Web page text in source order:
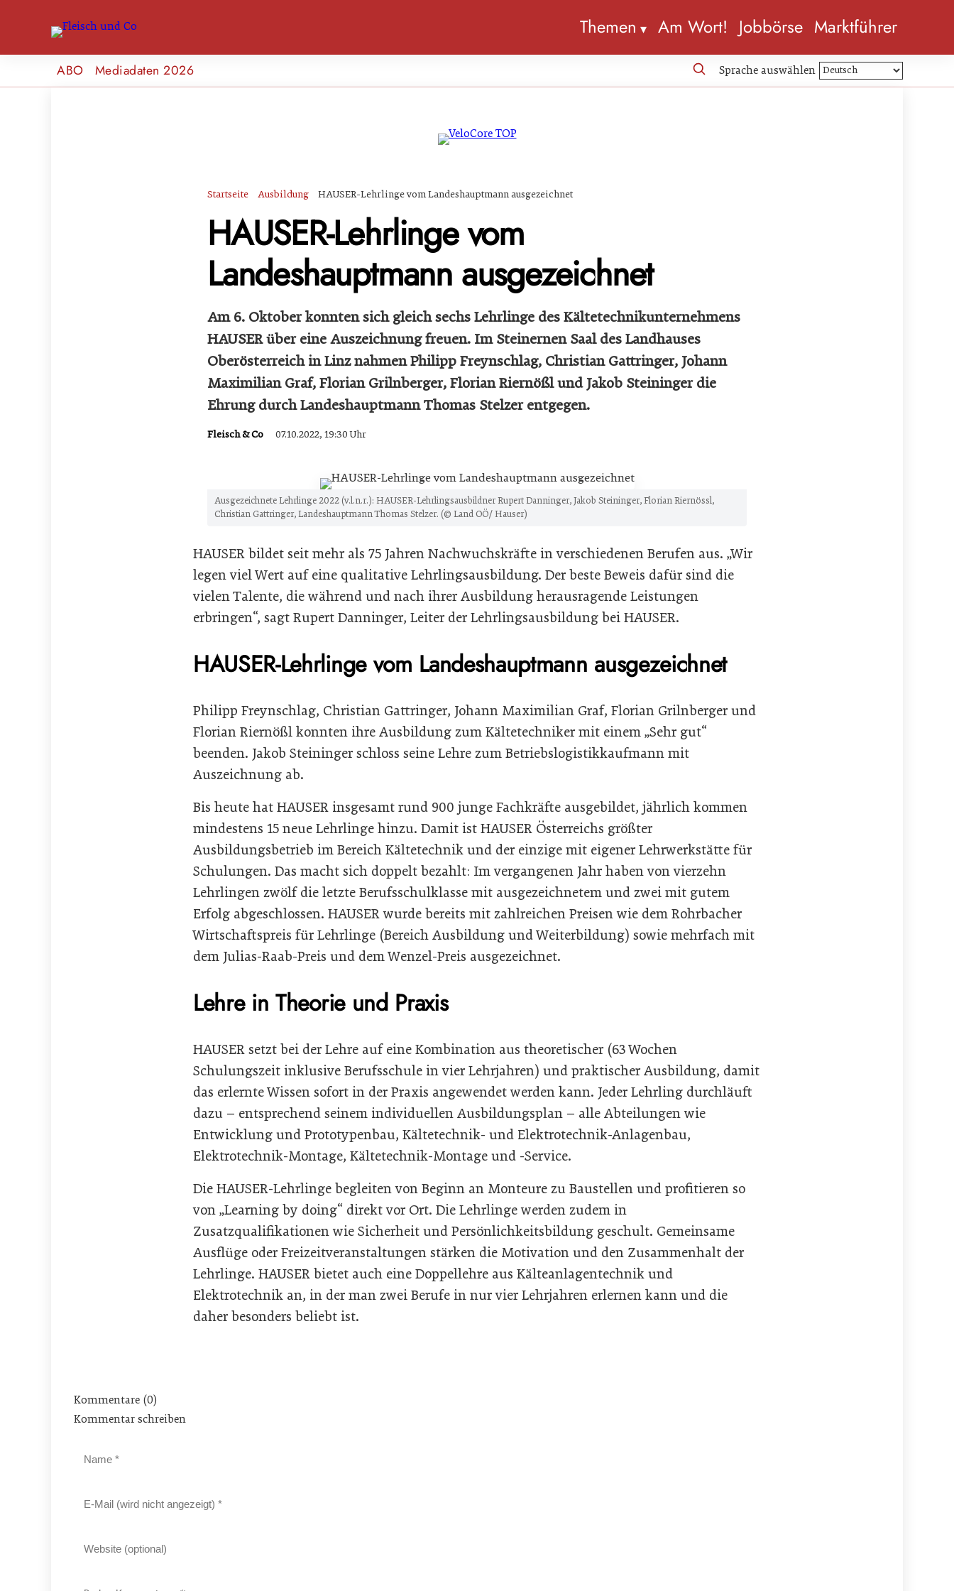
Themen Am Wort! Jobbörse Marktführer
ABO Mediadaten 2026 Sprache auswählen
Startseite Ausbildung HAUSER-Lehrlinge vom Landeshauptmann ausgezeichnet
HAUSER-Lehrlinge vom
Landeshauptmann ausgezeichnet
Am 6. Oktober konnten sich gleich sechs Lehrlinge des Kältetechnikunternehmens
HAUSER über eine Auszeichnung freuen. Im Steinernen Saal des Landhauses
Oberösterreich in Linz nahmen Philipp Freynschlag, Christian Gattringer, Johann
Maximilian Graf, Florian Grilnberger, Florian Riernößl und Jakob Steininger die
Ehrung durch Landeshauptmann Thomas Stelzer entgegen.
Fleisch & Co 07.10.2022, 19:30 Uhr
Ausgezeichnete Lehrlinge 2022 (v.l.n.r.): HAUSER-Lehrlingsausbildner Rupert Danninger, Jakob Steininger, Florian Riernössl,
Christian Gattringer, Landeshauptmann Thomas Stelzer. (© Land OÖ/ Hauser)
HAUSER bildet seit mehr als 75 Jahren Nachwuchskräfte in verschiedenen Berufen aus. „Wir
legen viel Wert auf eine qualitative Lehrlingsausbildung. Der beste Beweis dafür sind die
vielen Talente, die während und nach ihrer Ausbildung herausragende Leistungen
erbringen“, sagt Rupert Danninger, Leiter der Lehrlingsausbildung bei HAUSER.
HAUSER-Lehrlinge vom Landeshauptmann ausgezeichnet
Philipp Freynschlag, Christian Gattringer, Johann Maximilian Graf, Florian Grilnberger und
Florian Riernößl konnten ihre Ausbildung zum Kältetechniker mit einem „Sehr gut“
beenden. Jakob Steininger schloss seine Lehre zum Betriebslogistikkaufmann mit
Auszeichnung ab.
Bis heute hat HAUSER insgesamt rund 900 junge Fachkräfte ausgebildet, jährlich kommen
mindestens 15 neue Lehrlinge hinzu. Damit ist HAUSER Österreichs größter
Ausbildungsbetrieb im Bereich Kältetechnik und der einzige mit eigener Lehrwerkstätte für
Schulungen. Das macht sich doppelt bezahlt: Im vergangenen Jahr haben von vierzehn
Lehrlingen zwölf die letzte Berufsschulklasse mit ausgezeichnetem und zwei mit gutem
Erfolg abgeschlossen. HAUSER wurde bereits mit zahlreichen Preisen wie dem Rohrbacher
Wirtschaftspreis für Lehrlinge (Bereich Ausbildung und Weiterbildung) sowie mehrfach mit
dem Julias-Raab-Preis und dem Wenzel-Preis ausgezeichnet.
Lehre in Theorie und Praxis
HAUSER setzt bei der Lehre auf eine Kombination aus theoretischer (63 Wochen
Schulungszeit inklusive Berufsschule in vier Lehrjahren) und praktischer Ausbildung, damit
das erlernte Wissen sofort in der Praxis angewendet werden kann. Jeder Lehrling durchläuft
dazu – entsprechend seinem individuellen Ausbildungsplan – alle Abteilungen wie
Entwicklung und Prototypenbau, Kältetechnik- und Elektrotechnik-Anlagenbau,
Elektrotechnik-Montage, Kältetechnik-Montage und -Service.
Die HAUSER-Lehrlinge begleiten von Beginn an Monteure zu Baustellen und profitieren so
von „Learning by doing“ direkt vor Ort. Die Lehrlinge werden zudem in
Zusatzqualifikationen wie Sicherheit und Persönlichkeitsbildung geschult. Gemeinsame
Ausflüge oder Freizeitveranstaltungen stärken die Motivation und den Zusammenhalt der
Lehrlinge. HAUSER bietet auch eine Doppellehre aus Kälteanlagentechnik und
Elektrotechnik an, in der man zwei Berufe in nur vier Lehrjahren erlernen kann und die
daher besonders beliebt ist.
Kommentare (0)
Kommentar schreiben